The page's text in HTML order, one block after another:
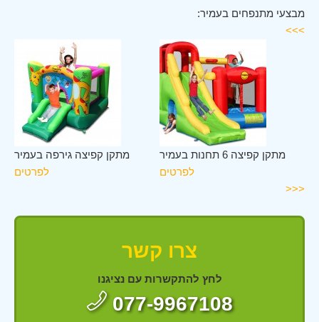
מבצעי מתנפחים בעמיר:
>>>
מתקן קפיצה גירפה בעמיר
לפרטים
מתקן קפיצה 6 תחנות בעמיר
לפרטים
<<<
צרו קשר
לחץ להתקשרות עם נציגנו
077-9967108